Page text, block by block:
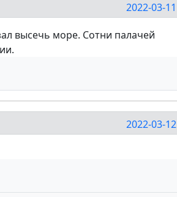
2022-03-11
высечь море. Сотни палачей
2022-03-12